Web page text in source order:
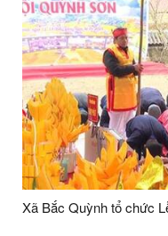
Xã Bắc Quỳnh tổ chức